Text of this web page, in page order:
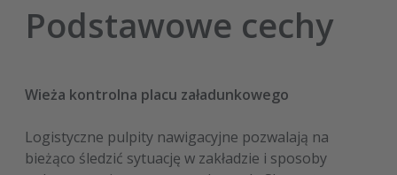
Podstawowe cechy
Wieża kontrolna placu załadunkowego
Logistyczne pulpity nawigacyjne pozwalają na
bieżąco śledzić sytuację w zakładzie i sposoby